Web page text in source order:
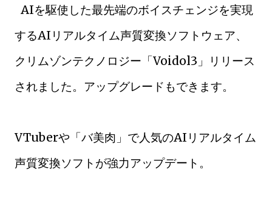
AIを駆使した最先端のボイスチェンジを実現
するAIリアルタイム声質変換ソフトウェア、
クリムゾンテクノロジー「Voidol3」リリース
されました。アップグレードもできます。
VTuberや「バ美肉」で人気のAIリアルタイム
声質変換ソフトが強力アップデート。